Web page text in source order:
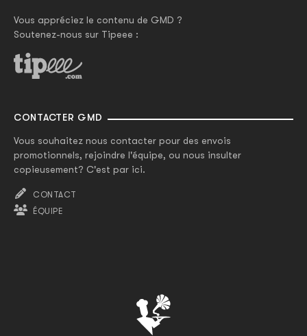
Vous appréciez le contenu de GMD ?
Soutenez-nous sur Tipeee :
CONTACTER GMD
Vous souhaitez nous contacter pour des envois
promotionnels, rejoindre l'équipe, ou nous insulter
copieusement? C'est par ici.
CONTACT
ÉQUIPE